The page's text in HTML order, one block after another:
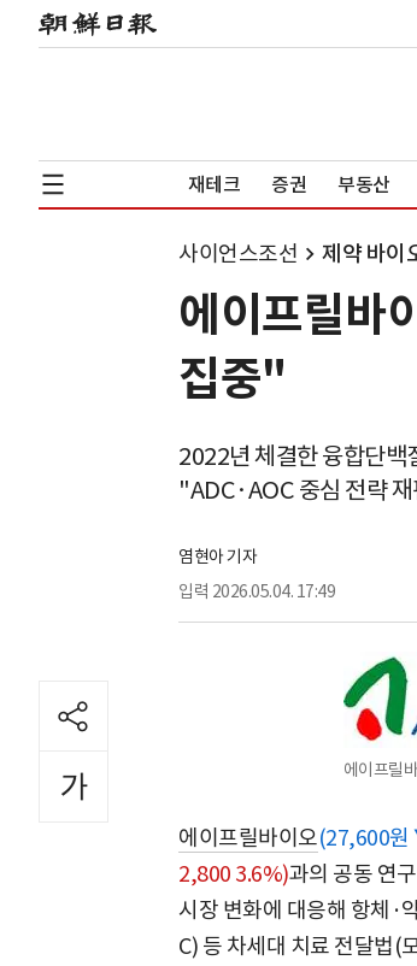
재테크 증권 부동산
사이언스조선 제약 바이
에이프릴바
집중"
2022년 체결한 융합단백
"ADC·AOC 중심 전략
염현아 기자
입력 2026.05.04. 17:49
에이프릴
에이프릴바이오(27,600
2,800 3.6%)과의 공동 연
시장 변화에 대응해 항체·
C) 등 차세대 치료 전달법(